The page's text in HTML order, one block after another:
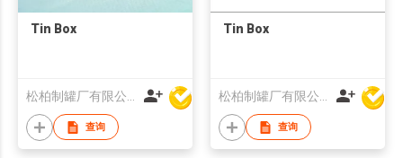
Tin Box
松柏制罐厂有限公司
查询
Tin Box
松柏制罐厂有限公司
查询